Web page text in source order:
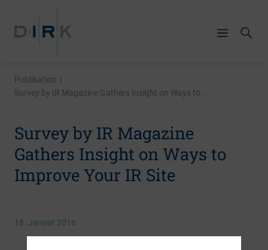
Publikation |
Survey by IR Magazine Gathers Insight on Ways to ...
Survey by IR Magazine
Gathers Insight on Ways to
Improve Your IR Site
18. Januar 2016